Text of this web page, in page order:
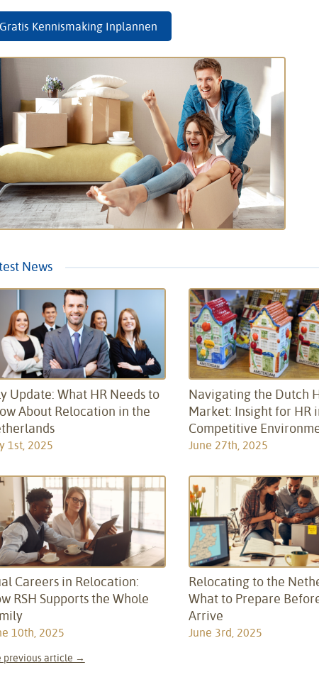
Gratis Kennismaking Inplannen
News
Update: What HR Needs to
About Relocation in the
1st, 2025
Navigating the Dutch
Market: Insight for HR
Competitive
June 27th, 2025
Careers in Relocation:
RSH Supports the Whole
10th, 2025
Relocating to the
What to Prepare
Arrive
June 3rd, 2025
previous article →